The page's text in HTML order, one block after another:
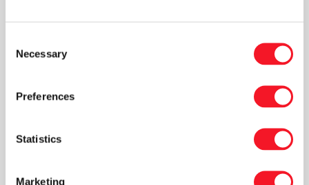
Selection
Necessary
Preferences
Statistics
Marketing
Nyheder